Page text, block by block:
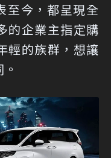
至今，都呈現全
的企業主指定購
輕的族群，想讓